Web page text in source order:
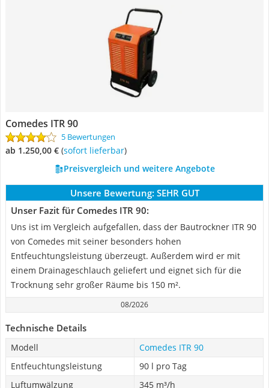
Comedes ITR 90
5 Bewertungen
ab 1.250,00 € ( Sofort lieferbar)
Preisvergleich und weitere Angebote
Unsere Bewertung: SEHR GUT
Unser Fazit für Comedes ITR 90:
Uns ist im Vergleich aufgefallen, dass der Bautrockner ITR 90
von Comedes mit seiner besonders hohen
Entfeuchtungsleistung überzeugt. Außerdem wird er mit
einem Drainageschlauch geliefert und eignet sich für die
Trocknung sehr großer Räume bis 150 m².
08/2026
Technische Details
Modell
Comedes ITR 90
Entfeuchtungsleistung
90 l pro Tag
Luftumwälzung
345 m³/h